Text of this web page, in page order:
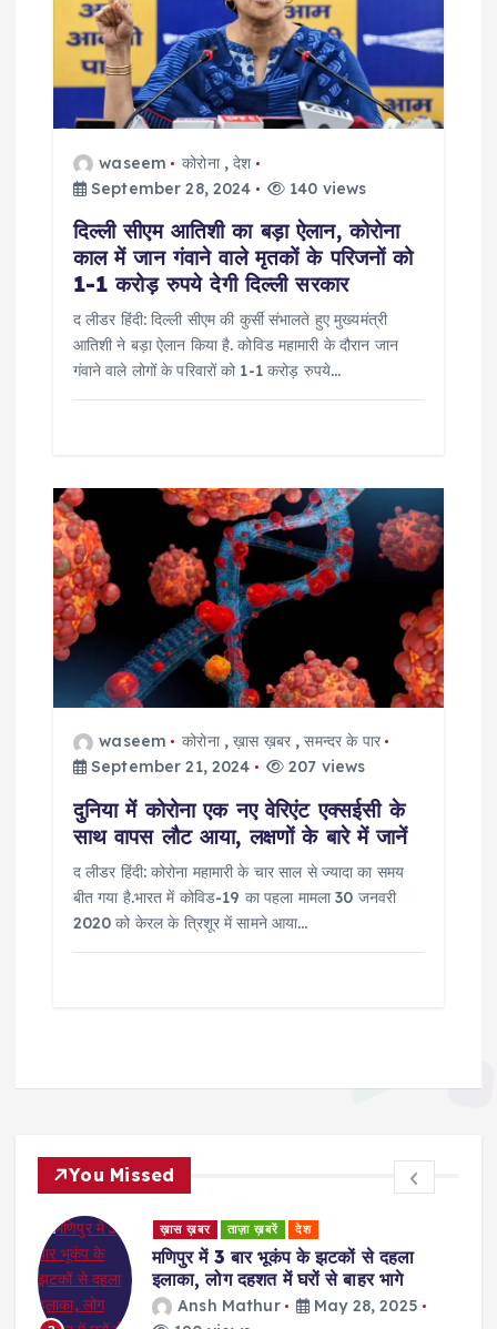
g
a
t
waseem कोरोना,देश
September 28, 2024
140 views
दिल्ली सीएम आतिशी का बड़ा ऐलान, कोरोना
काल में जान गंवाने वाले मृतकों के परिजनों को
1-1 करोड़ रुपये देगी दिल्ली सरकार
द लीडर हिंदी: दिल्ली सीएम की कुर्सी संभालते हुए मुख्यमंत्री
आतिशी ने बड़ा ऐलान किया है. कोविड महामारी के दौरान जान
गंवाने वाले लोगों के परिवारों को 1-1 करोड़ रुपये…
waseem कोरोना,ख़ास ख़बर,समन्दर के पार
September 21, 2024
207 views
दुनिया में कोरोना एक नए वेरिएंट एक्सईसी के
साथ वापस लौट आया, लक्षणों के बारे में जानें
द लीडर हिंदी: कोरोना महामारी के चार साल से ज्यादा का समय
बीत गया है.भारत में कोविड-19 का पहला मामला 30 जनवरी
2020 को केरल के त्रिशूर में सामने आया…
You Missed
ख़ास ख़बर ताज़ा ख़बरें देश
मणिपुर में 3 बार भूकंप के झटकों से दहला
इलाका, लोग दहशत में घरों से बाहर भागे
Ansh Mathur
May 28, 2025